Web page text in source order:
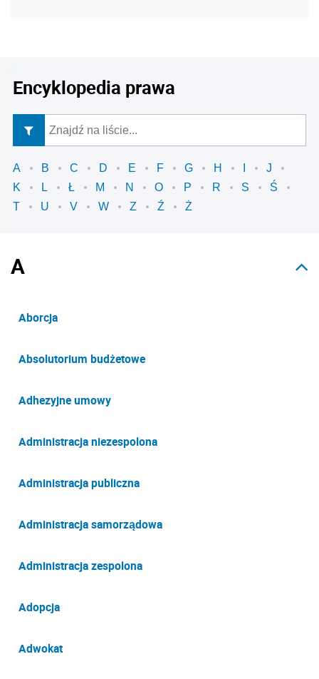
Encyklopedia prawa
A B C D E F G H
J
K
L Ł M N O P R S
Ś
T
U V W Z Ź Ż
A
Aborcja
Absolutorium budżetowe
Adhezyjne umowy
Administracja niezespolona
Administracja publiczna
Administracja samorządowa
Administracja zespolona
Adopcja
Adwokat